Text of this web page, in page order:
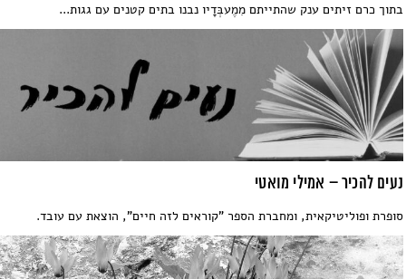
בתוך כרם זיתים ענק שהתייתם מִמֶעבְּדָיו נבנו בתים קטנים עם גגות...
נעים להכיר – אמילי מואטי
סופרת ופוליטיקאית, ומחברת הספר "קוראים לזה חיים", הוצאת עם עובד.